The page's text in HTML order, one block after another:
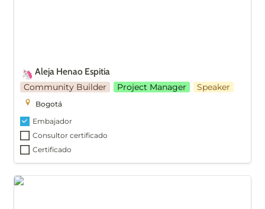
🦄 Aleja Henao Espitia
Community Builder Project Manager Speaker
Bogotá
Embajador
Consultor certificado
Certificado
Mike Lozano